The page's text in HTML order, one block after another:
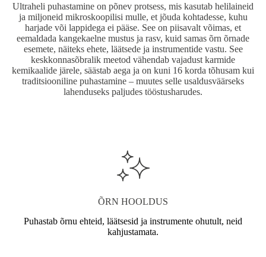
Ultraheli puhastamine on põnev protsess, mis kasutab helilaineid
ja miljoneid mikroskoopilisi mulle, et jõuda kohtadesse, kuhu
harjade või lappidega ei pääse. See on piisavalt võimas, et
eemaldada kangekaelne mustus ja rasv, kuid samas õrn õrnade
esemete, näiteks ehete, läätsede ja instrumentide vastu. See
keskkonnasõbralik meetod vähendab vajadust karmide
kemikaalide järele, säästab aega ja on kuni 16 korda tõhusam kui
traditsiooniline puhastamine – muutes selle usaldusväärseks
lahenduseks paljudes tööstusharudes.
ÕRN HOOLDUS
Puhastab õrnu ehteid, läätsesid ja instrumente ohutult, neid
kahjustamata.